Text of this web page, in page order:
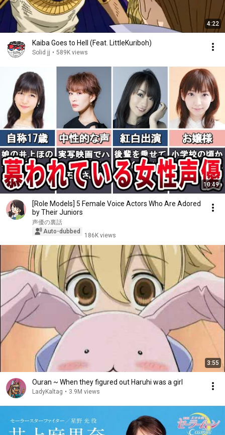
4:22
Kaiba Goes to Hell (Feat. LittleKuriboh)
Solid jj • 589K views
10:49
[Role Models] 5 Female Voice Actors Who Are Adored
by Their Juniors
声優の裏話
Auto-dubbed
186K views
3:55
Ouran ~ When they figured out Haruhi was a girl
LadyKaltag • 3.9M views